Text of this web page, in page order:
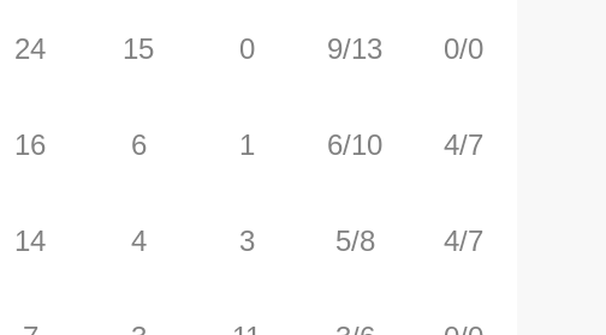
24
16
14
15
6
4
0
1
3
9/13
6/10
5/8
0/0
4/7
4/7